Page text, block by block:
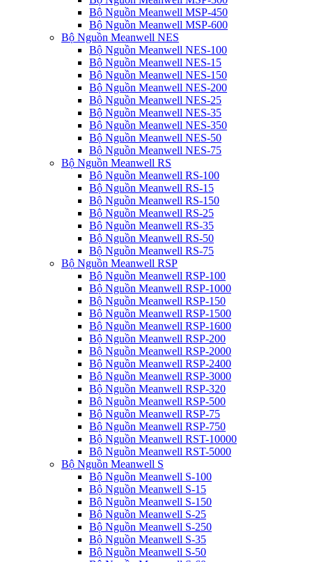
Bộ Nguồn Meanwell MSP-450
Bộ Nguồn Meanwell MSP-600
Bộ Nguồn Meanwell NES
Bộ Nguồn Meanwell NES-100
Bộ Nguồn Meanwell NES-15
Bộ Nguồn Meanwell NES-150
Bộ Nguồn Meanwell NES-200
Bộ Nguồn Meanwell NES-25
Bộ Nguồn Meanwell NES-35
Bộ Nguồn Meanwell NES-350
Bộ Nguồn Meanwell NES-50
Bộ Nguồn Meanwell NES-75
Bộ Nguồn Meanwell RS
Bộ Nguồn Meanwell RS-100
Bộ Nguồn Meanwell RS-15
Bộ Nguồn Meanwell RS-150
Bộ Nguồn Meanwell RS-25
Bộ Nguồn Meanwell RS-35
Bộ Nguồn Meanwell RS-50
Bộ Nguồn Meanwell RS-75
Bộ Nguồn Meanwell RSP
Bộ Nguồn Meanwell RSP-100
Bộ Nguồn Meanwell RSP-1000
Bộ Nguồn Meanwell RSP-150
Bộ Nguồn Meanwell RSP-1500
Bộ Nguồn Meanwell RSP-1600
Bộ Nguồn Meanwell RSP-200
Bộ Nguồn Meanwell RSP-2000
Bộ Nguồn Meanwell RSP-2400
Bộ Nguồn Meanwell RSP-3000
Bộ Nguồn Meanwell RSP-320
Bộ Nguồn Meanwell RSP-500
Bộ Nguồn Meanwell RSP-75
Bộ Nguồn Meanwell RSP-750
Bộ Nguồn Meanwell RST-10000
Bộ Nguồn Meanwell RST-5000
Bộ Nguồn Meanwell S
Bộ Nguồn Meanwell S-100
Bộ Nguồn Meanwell S-15
Bộ Nguồn Meanwell S-150
Bộ Nguồn Meanwell S-25
Bộ Nguồn Meanwell S-250
Bộ Nguồn Meanwell S-35
Bộ Nguồn Meanwell S-50